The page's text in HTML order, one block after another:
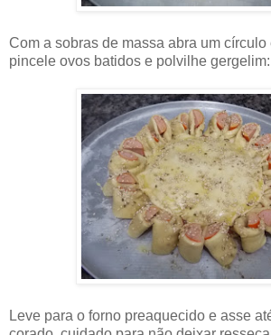
Com a sobras de massa abra um círculo
pincele ovos batidos e polvilhe gergelim:
Leve para o forno preaquecido e asse